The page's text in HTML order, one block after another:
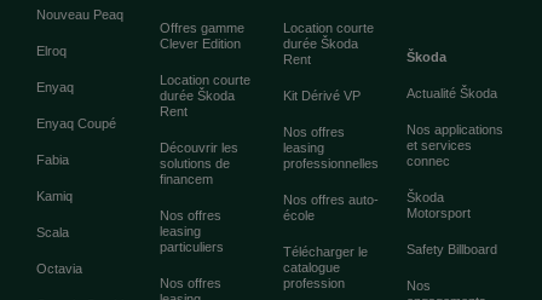
Nouveau Peaq
Elroq
Enyaq
Enyaq Coupé
Fabia
Kamiq
Scala
Octavia
Offres gamme
Clever Edition
Location courte
durée Škoda
Rent
Découvrir les
solutions de
financem
Nos offres
leasing
particuliers
Nos offres
Location courte
durée Škoda
Rent
Kit Dérivé VP
Nos offres
leasing
professionnelles
Nos offres auto-
école
Télécharger le
catalogue
profession
Škoda
Actualité Škoda
Nos applications
et services
connec
Škoda
Motorsport
Safety Billboard
Nos